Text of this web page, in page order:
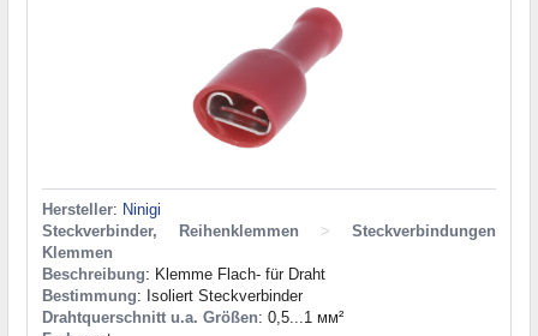
Hersteller: Ninigi
Steckverbinder, Reihenklemmen
>
Steckverbindungen
Klemmen
Beschreibung: Klemme Flach- für Draht
Bestimmung: Isoliert Steckverbinder
Drahtquerschnitt u.a. Größen: 0,5...1 мм²